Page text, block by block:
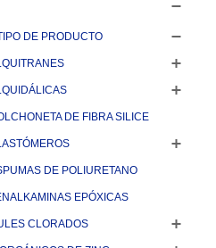
DE PRODUCTO
DE FIBRA SILICE
DE POLIURETANO
EPÓXICAS
CLORADOS